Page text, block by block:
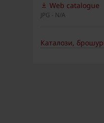
Web catalogue
JPG - N/A
Каталози,